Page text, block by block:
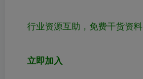
行业资源互助，免费干货资料
立即加入